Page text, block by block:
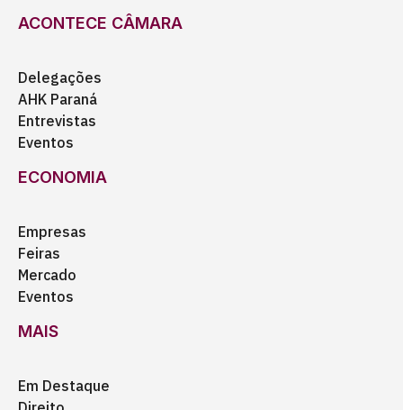
ACONTECE CÂMARA
Delegações
AHK Paraná
Entrevistas
Eventos
ECONOMIA
Empresas
Feiras
Mercado
Eventos
MAIS
Em Destaque